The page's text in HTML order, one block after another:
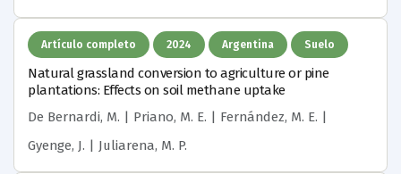
Artículo completo 2024 Argentina Suelo
Natural grassland conversion to agriculture or pine
plantations: Effects on soil methane uptake
De Bernardi, M. | Priano, M. E. | Fernández, M. E. |
Gyenge, J. | Juliarena, M. P.